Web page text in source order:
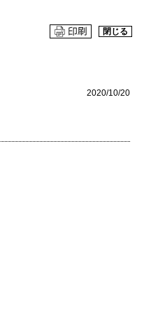
閉じる
2020/10/20